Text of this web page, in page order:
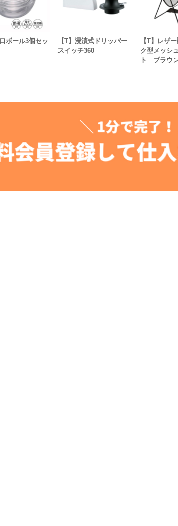
ボール3個セッ
【T】浸漬式ドリッパー
スイッチ360
【T】レザ
ク型メッシ
ト ブラウ